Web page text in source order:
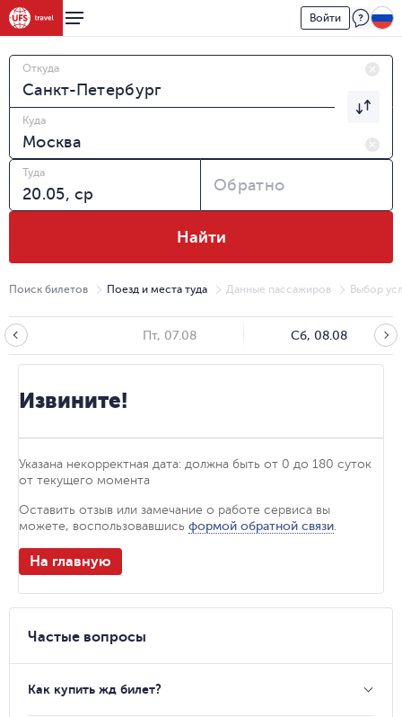
Войти
Откуда
Куда
Туда
Обратно
Найти
Поиск билетов Поезд и места туда Данные пассажиров Выбор
Пт, 07.08 Сб, 08.08
Извините!
Указана некорректная дата: должна быть от 0 до 180 суток
от текущего момента
Оставить отзыв или замечание о работе сервиса вы
можете, воспользовавшись формой обратной связи
На главную
Частые вопросы
Как купить жд билет?